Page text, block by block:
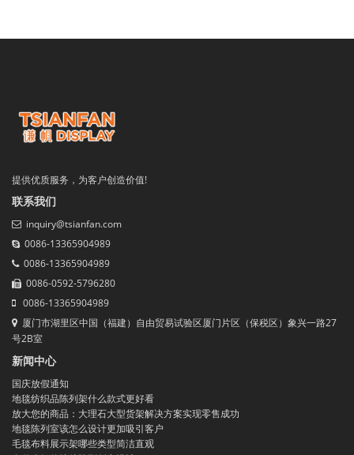
提供优质服务，为客户创造价值!
联系我们
inquiry@tsianfan.com
0086-13365904989
0086-13365904989
0086-0592-5796280
0086-13365904989
厦门市湖里区中国（福建）自由贸易试验区厦门片区（保税区）象兴一路27
号2B室
新闻中心
国庆放假通知
地毯纺织品陈列架什么款式更好看
放大您的商品：大理石大型货架解决方案实现零售成功
地毯陈列室该怎么设计更加吸引客户
毛毯布料展示架哪些类型简洁直观